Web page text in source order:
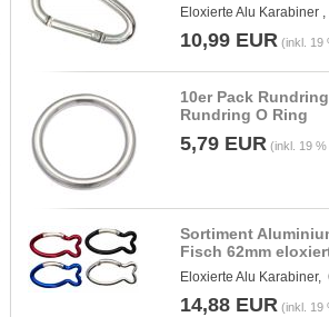
Eloxierte Alu Karabiner
10,99 EUR (inkl. 19
10er Pack
Rundring O Ring
5,79 EUR (inkl. 19 %
Sortiment
Fisch 62mm
Eloxierte Alu Karabiner,
14,88 EUR (inkl. 19